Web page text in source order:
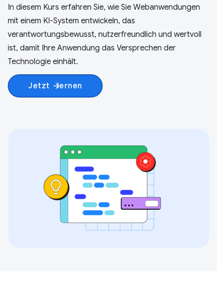
In diesem Kurs erfahren Sie, wie Sie Webanwendungen
mit einem KI-System entwickeln, das
verantwortungsbewusst, nutzerfreundlich und wertvoll
ist, damit Ihre Anwendung das Versprechen der
Technologie einhält.
Jetzt arrow_forward
lernen